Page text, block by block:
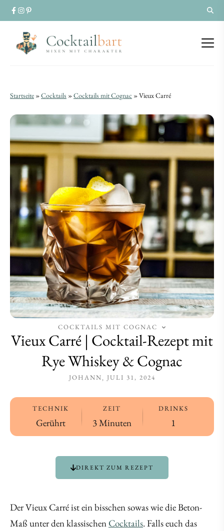
Vieux
Carré
Cocktail-
Rezept
mit
Rye
Whiskey
&
Cognac
Vieux
Carré
Cocktail-
Rezept
mit
Rye
Whiskey
&
Cognac
Startseite »Cocktails »Cocktails mit Cognac »Vieux Carré
COCKTAILS MIT COGNAC
Vieux Carré | Cocktail-Rezept mit
Rye Whiskey & Cognac
JOHANN JULI 31, 2024
TECHNIK
Gerührt
ZEIT
3 Minuten
DRINKS
1
DIREKT ZUM REZEPT
Der Vieux Carré ist ein bisschen sowas wie die Beton-
Maß unter den klassischen Cocktails. Falls euch das